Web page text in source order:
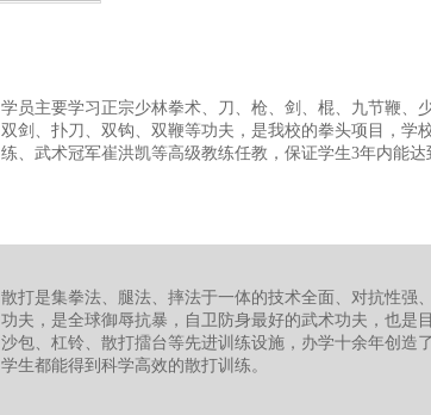
学员主要学习正宗少林拳术、刀、枪、剑、棍、九节鞭、
双剑、扑刀、双钩、双鞭等功夫，是我校的拳头项目，学
练、武术冠军崔洪凯等高级教练任教，保证学生3年内能达
散打是集拳法、腿法、摔法于一体的技术全面、对抗性强
功夫，是全球御辱抗暴，自卫防身最好的武术功夫，也是
沙包、杠铃、散打擂台等先进训练设施，办学十余年创造
学生都能得到科学高效的散打训练。